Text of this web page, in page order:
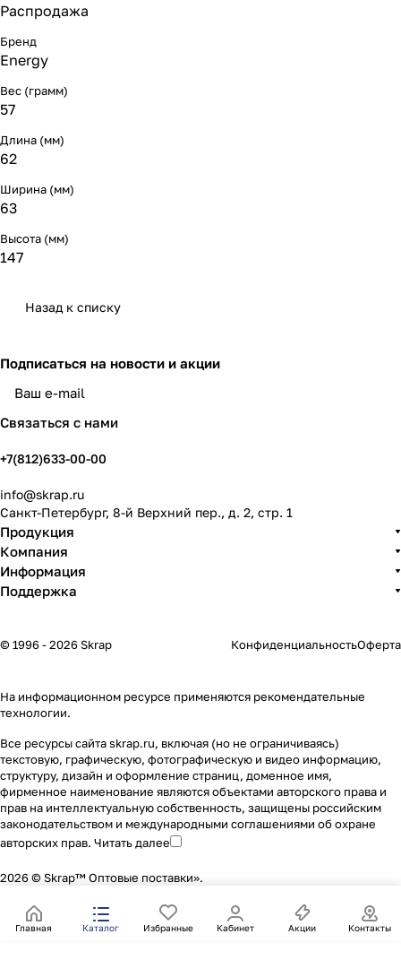
Распродажа
Бренд
Energy
Вес (грамм)
57
Длина (мм)
62
Ширина (мм)
63
Высота (мм)
147
Назад к списку
Подписаться на новости и акции
Связаться с нами
+7(812)633-00-00
info@skrap.ru
Санкт-Петербург, 8-й Верхний пер., д. 2, стр. 1
Продукция
Компания
Информация
Поддержка
© 1996 - 2026 Skrap КонфиденциальностьОферта
На информационном ресурсе применяются рекомендательные
технологии.
Все ресурсы сайта skrap.ru, включая (но не ограничиваясь)
текстовую, графическую, фотографическую и видео информацию,
структуру, дизайн и оформление страниц, доменное имя,
фирменное наименование являются объектами авторского права и
прав на интеллектуальную собственность, защищены российским
законодательством и международными соглашениями об охране
авторских прав. Читать далее
2026 © Skrap™ Оптовые поставки».
Главная Каталог Избранные Кабинет Акции Контакты